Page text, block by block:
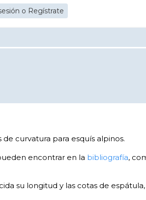
o Regístrate
curvatura para esquís alpinos.
encontrar en la bibliografía,
su longitud y las cotas de